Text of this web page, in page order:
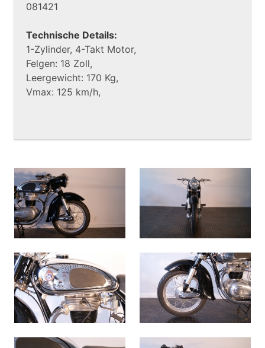
081421
Technische Details:
1-Zylinder, 4-Takt Motor,
Felgen: 18 Zoll,
Leergewicht: 170 Kg,
Vmax: 125 km/h,